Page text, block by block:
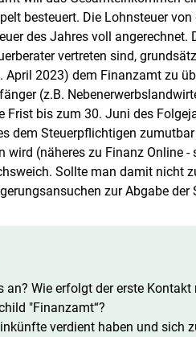
besteuert. Die Lohnsteuer
des Jahres voll angerechnet.
vertreten sind,
April 2023) dem Finanzamt zu
(z.B.
Frist bis zum 30. Juni des
dem Steuerpflichtigen
(näheres zu Finanz Online -
Sollte man damit nicht
zur Abgabe der
an? Wie erfolgt der erste
"Finanzamt“?
verdient haben und sich